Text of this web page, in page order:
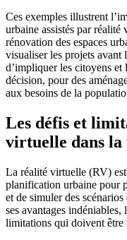
Ces exemples illustrent
urbaine assistés par
rénovation des espaces
visualiser les projets avant
d’impliquer les citoyens et
décision, pour des
aux besoins de la
Les défis et
virtuelle dans
La réalité virtuelle (RV)
planification urbaine pour
et de simuler des
ses avantages
limitations qui doivent être